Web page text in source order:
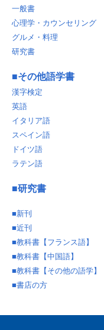
一般書
心理学・カウンセリング
グルメ・料理
研究書
■その他語学書
漢字検定
英語
イタリア語
スペイン語
ドイツ語
ラテン語
■研究書
■新刊
■近刊
■教科書【フランス語】
■教科書【中国語】
■教科書【その他の語学】
■書店の方